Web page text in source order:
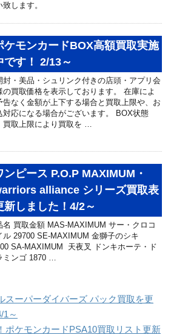
致します。
ケモンカードBOX高額買取実施
です！ 2/13～
封・美品・シュリンク付きの店頭・アプリ会
の買取価格を表示しております。 在庫によ
告なく金額が上下する場合と買取上限や、お
対応になる場合がございます。 BOX状態
買取上限により買取を …
ンピース P.O.P MAXIMUM・
alliance シリーズ買取表
新しました！4/2～
名 買取金額 MAS-MAXIMUM サー・クロコ
ル 29700 SE-MAXIMUM 金獅子のシキ
SA-MAXIMUM 天夜叉 ドンキホーテ・ド
ミンゴ 1870 …
スーパーダイバーズ パック買取を更
1～
ポケモンカードPSA10買取リスト更新